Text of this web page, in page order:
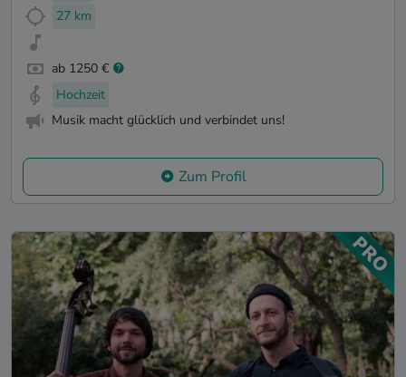
27 km
ab 1250 €
Hochzeit
Musik macht glücklich und verbindet uns!
Zum Profil